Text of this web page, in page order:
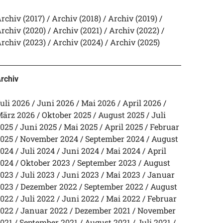
(2017) Archiv (2018)
Archiv (2019)
(2020)
Archiv (2021)
Archiv (2022)
(2023)
Archiv (2024) Archiv (2025)
2026 Juni 2026 Mai 2026
April 2026
2026
Oktober 2025 August 2025
Juli
Juni 2025 Mai 2025 April 2025
Februar
November 2024 September 2024
August
Juli 2024 Juni 2024 Mai 2024
April
Oktober 2023 September 2023
August
Juli 2023 Juni 2023 Mai 2023
Januar
Dezember 2022 September 2022
August
Juli 2022 Juni 2022 Mai 2022
Februar
Januar 2022 Dezember 2021
November